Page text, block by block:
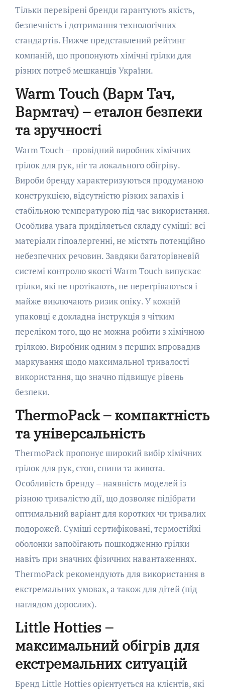
Тільки перевірені бренди гарантують якість,
безпечність і дотримання технологічних
стандартів. Нижче представлений рейтинг
компаній, що пропонують хімічні грілки для
різних потреб мешканців України.
Warm Touch (Варм Тач,
Вармтач) – еталон безпеки
та зручності
Warm Touch – провідний виробник хімічних
грілок для рук, ніг та локального обігріву.
Вироби бренду характеризуються продуманою
конструкцією, відсутністю різких запахів і
стабільною температурою під час використання.
Особлива увага приділяється складу суміші: всі
матеріали гіпоалергенні, не містять потенційно
небезпечних речовин. Завдяки багаторівневій
системі контролю якості Warm Touch випускає
грілки, які не протікають, не перегріваються і
майже виключають ризик опіку. У кожній
упаковці є докладна інструкція з чітким
переліком того, що не можна робити з хімічною
грілкою. Виробник одним з перших впровадив
маркування щодо максимальної тривалості
використання, що значно підвищує рівень
безпеки.
ThermoPack – компактність
та універсальність
ThermoPack пропонує широкий вибір хімічних
грілок для рук, стоп, спини та живота.
Особливість бренду – наявність моделей із
різною тривалістю дії, що дозволяє підібрати
оптимальний варіант для коротких чи тривалих
подорожей. Суміші сертифіковані, термостійкі
оболонки запобігають пошкодженню грілки
навіть при значних фізичних навантаженнях.
ThermoPack рекомендують для використання в
екстремальних умовах, а також для дітей (під
наглядом дорослих).
Little Hotties –
максимальний обігрів для
екстремальних ситуацій
Бренд Little Hotties орієнтується на клієнтів, які